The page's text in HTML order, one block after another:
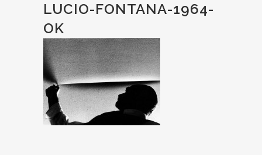
LUCIO-FONTANA-1964-
OK